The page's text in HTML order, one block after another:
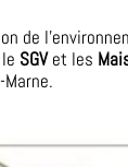
de
SGVet les